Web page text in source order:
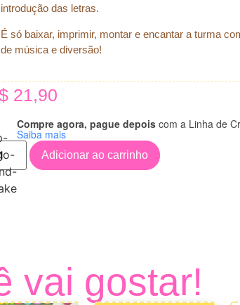
introdução das letras.
É só baixar, imprimir, montar e encantar a turma
de música e diversão!
21,90
Compre agora, pague depois com a Linha de
Saiba mais
Adicionar ao carrinho
vai gostar!